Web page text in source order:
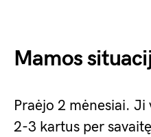
Mamos
Praėjo 2 mėnesiai.
2-3 kartus per